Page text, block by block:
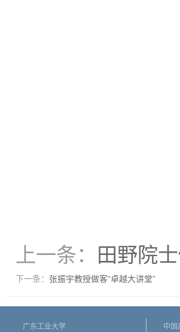
上一条： 田野院
下一条： 张振宇教授做客“卓越大讲堂”
广东工业大学
中国